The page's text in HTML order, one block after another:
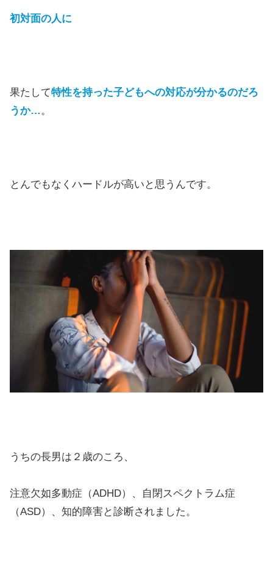
初対面の人に
果たして特性を持った子どもへの対応が分かるのだろ
うか…。
とんでもなくハードルが高いと思うんです。
うちの長男は２歳のころ、
注意欠如多動症（ADHD）、自閉スペクトラム症
（ASD）、知的障害と診断されました。